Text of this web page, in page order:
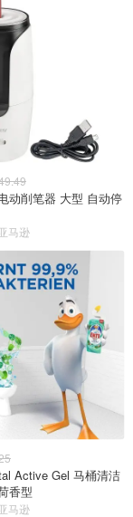
动削笔器 大型 自动停
马逊
Active Gel 马桶清洁
香型
马逊